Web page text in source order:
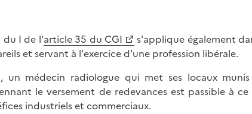
du I de l'article 35 du CGI
s'applique également
et servant à l'exercice d'une profession libérale.
un médecin radiologue qui met ses locaux
le versement de redevances est passible à
industriels et commerciaux.